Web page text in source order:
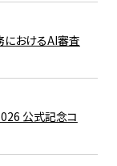
おけるAI審査
公式記念コ